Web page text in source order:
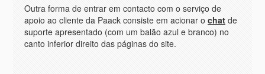
Outra forma de entrar em contacto com o serviço de
apoio ao cliente da Paack consiste em acionar o chat de
suporte apresentado (com um balão azul e branco) no
canto inferior direito das páginas do site.